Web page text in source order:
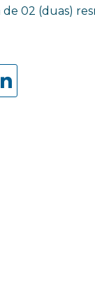
02 (duas)